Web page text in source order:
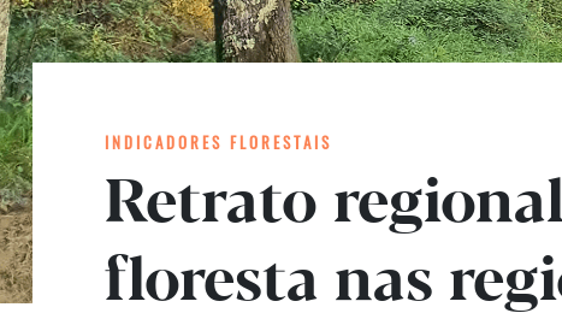
INDICADORES FLORESTAIS
Retrato
floresta nas